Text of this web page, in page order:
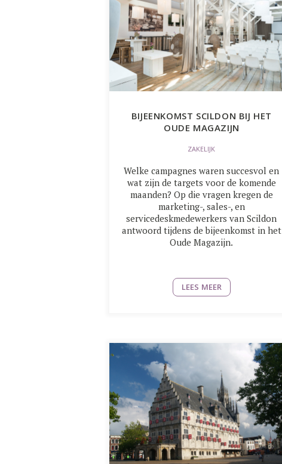
BIJEENKOMST SCILDON BIJ HET
OUDE MAGAZIJN
ZAKELIJK
Welke campagnes waren succesvol en
wat zijn de targets voor de komende
maanden? Op die vragen kregen de
marketing-, sales-, en
servicedeskmedewerkers van Scildon
antwoord tijdens de bijeenkomst in het
Oude Magazijn.
LEES MEER